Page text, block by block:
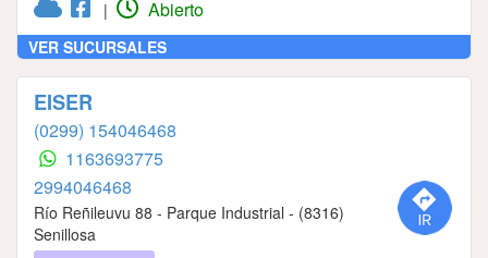
| Abierto
VER SUCURSALES
EISER
(0299) 154046468
1163693775
2994046468
Río Reñileuvu 88 - Parque Industrial - (8316)
Senillosa